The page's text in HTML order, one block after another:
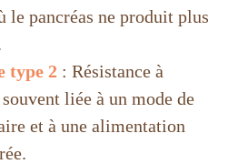
le pancréas ne produit plus
type 2 : Résistance à
liée à un mode de
et à une alimentation